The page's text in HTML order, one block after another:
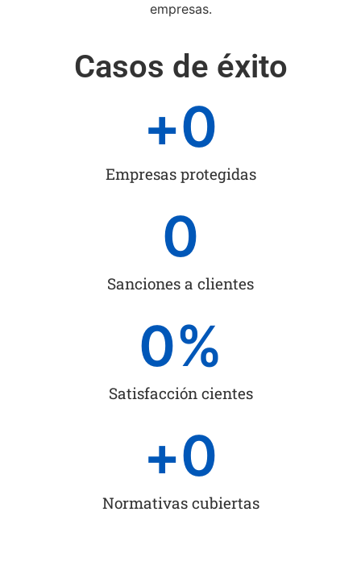
empresas.
Casos de éxito
Empresas protegidas
+0
Sanciones a clientes
0
Satisfacción cientes
0%
Normativas cubiertas
+0